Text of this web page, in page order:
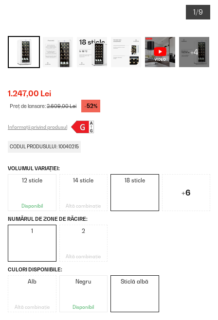
1/9
+4
1.247,00 Lei
Preț de lansare:2.609,00 Lei -52%
Informații privind produsul
CODUL PRODUSULUI: 10040215
VOLUMUL VARIAȚIEI:
12 sticle
Disponibil
14 sticle
Altă combinație
18 sticle
+6
NUMĂRUL DE ZONE DE RĂCIRE:
1 2
Altă combinație
CULORI DISPONIBILE:
Alb
Altă combinație
Negru
Disponibil
Sticlă albă